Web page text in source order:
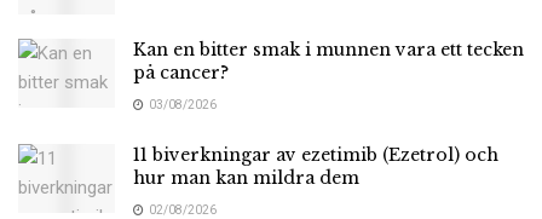
Kan en bitter smak i munnen vara ett tecken
på cancer?
03/08/2026
11 biverkningar av ezetimib (Ezetrol) och
hur man kan mildra dem
02/08/2026